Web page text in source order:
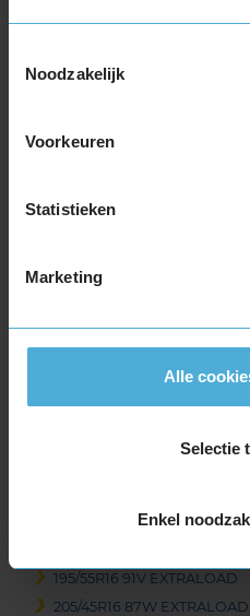
Noodzakelijk
Voorkeuren
Statistieken
Marketing
Alle
Selectie
Enkel
185/65R15 92T EXTRALOAD
195/60R15 88V
205/65R15 94V
16-inch banden
195/45R16 84V EXTRALOAD
195/55R16 87V
195/55R16 91V EXTRALOAD
205/45R16 87W EXTRALOAD